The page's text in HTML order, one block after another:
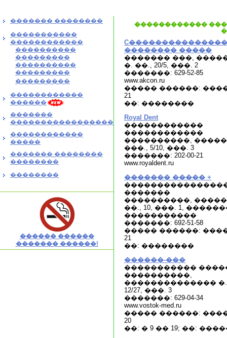
������� ��������
�����������
������������
����������
���������
����������
���������
���������
������������
������
�������
�����������������
������������
�����
������� ��������
��������
��������
������ ������
������� ������!
������������
�������� �����
������� ���,
�. ��., 20/5, ���. 2
�������: 629-52-85
www.akcon.ru
����� ������:
21
��: ��������
Royal Dent
������������
������������
����������,
���., 5/10, ���. 3
�������: 202-00-21
www.royaldent.ru
������� ����� +
�������
����������,
��., 10, ���. 1,
�����������
�������: 692-51-58
����� ������:
21
��: ��������
������-���
�����������
����������,
�������������� �.
12/27, ���. 3
�������: 629-04-34
www.vostok-med.ru
����� ������:
20
��: � 9 �� 19; ��: